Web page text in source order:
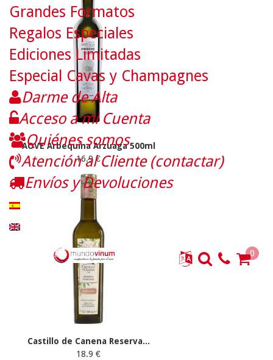
AOVE Arbequina Arzuaga 500ml
16.9 €
Castillo de Canena Reserva...
18.9 €
Grandes Formatos
Regalos Especiales
Ediciones Limitadas
Especial Cavas y Champagnes
Darme de Alta
Acceso a mi Cuenta
Quiénes somos
Atención al Cliente (contactar)
Envíos y Devoluciones
0